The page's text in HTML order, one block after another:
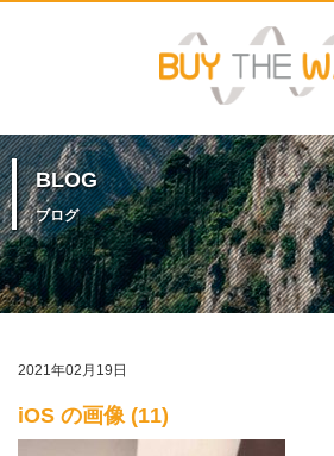
BLOG
ブログ
2021年02月19日
iOS の画像 (11)